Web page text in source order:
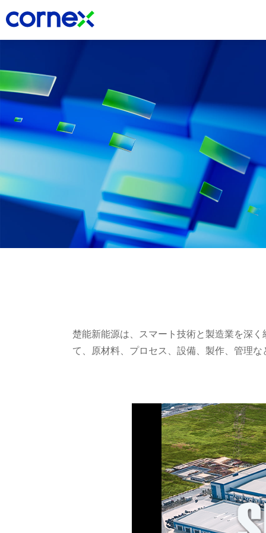
楚能新能源は、スマート技術と製造業を深
て、原材料、プロセス、設備、製作、管理